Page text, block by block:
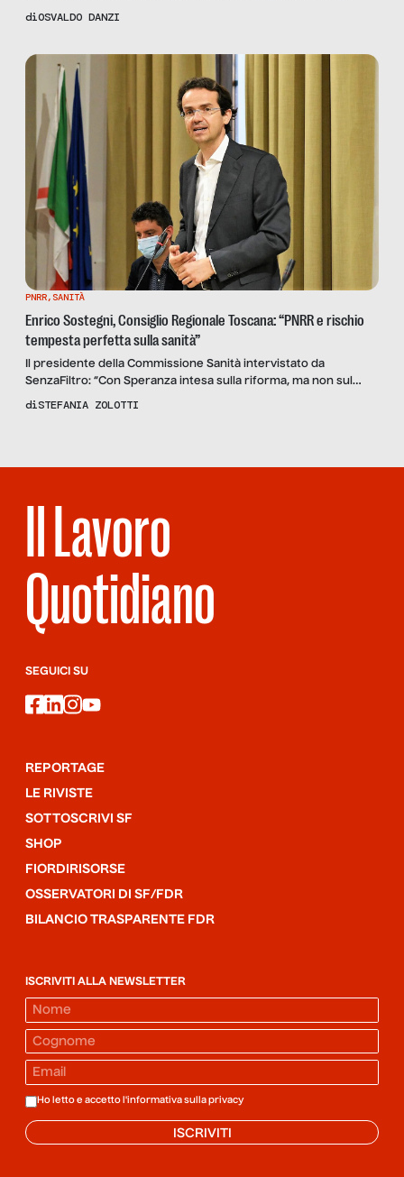
vecchia alternanza scuola – lavoro come i giornali hanno scritto,
informazione alla ricerca di un click in più, era […]
diOSVALDO DANZI
PNRR, SANITÀ
Enrico Sostegni, Consiglio Regionale Toscana: “PNRR e rischio
tempesta perfetta sulla sanità”
Il presidente della Commissione Sanità intervistato da
SenzaFiltro: “Con Speranza intesa sulla riforma, ma non sul
piano economico. C’è il rischio di replicare lo stesso errore sul
diSTEFANIA ZOLOTTI
Il Lavoro
Quotidiano
SEGUICI SU
facebook
linkedin
instagram
youtube
REPORTAGE
LE RIVISTE
SOTTOSCRIVI SF
SHOP
FIORDIRISORSE
OSSERVATORI DI SF/FDR
BILANCIO TRASPARENTE FDR
ISCRIVITI ALLA NEWSLETTER
Ho letto e accetto l'informativa sulla privacy
ISCRIVITI